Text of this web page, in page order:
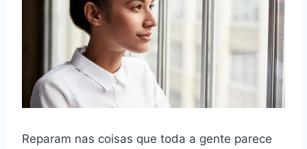
Reparam nas coisas que toda a gente parece